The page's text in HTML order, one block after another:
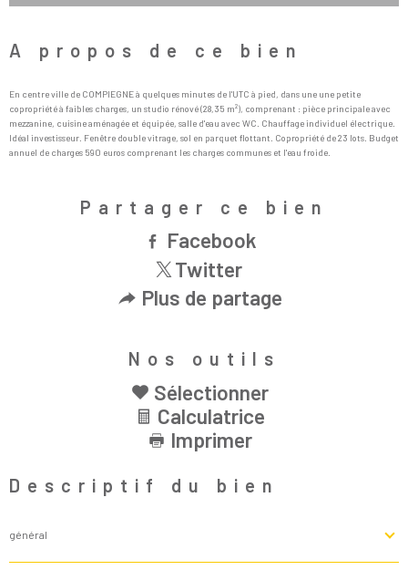
A propos de ce bien
En centre ville de COMPIEGNE à quelques minutes de l'UTC à pied, dans une une petite
copropriété à faibles charges, un studio rénové (28,35 m²), comprenant : pièce principale avec
mezzanine, cuisine aménagée et équipée, salle d'eau avec WC. Chauffage individuel électrique.
Idéal investisseur. Fenêtre double vitrage, sol en parquet flottant. Copropriété de 23 lots. Budget
annuel de charges 590 euros comprenant les charges communes et l'eau froide.
Partager ce bien
Facebook
Twitter
Plus de partage
Nos outils
Sélectionner
Calculatrice
Imprimer
Descriptif du bien
général